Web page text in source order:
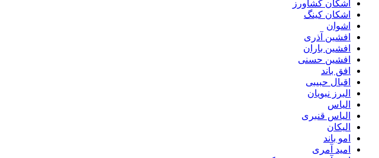
اشکان کشاورز
اشکان کینگ
اشوان
افشین آذری
افشین باران
افشین حسنی
افق باند
اقبال حبیبی
البرز نبویان
الیاس
الیاس قنبرى
الیکان
امو باند
امید آمری